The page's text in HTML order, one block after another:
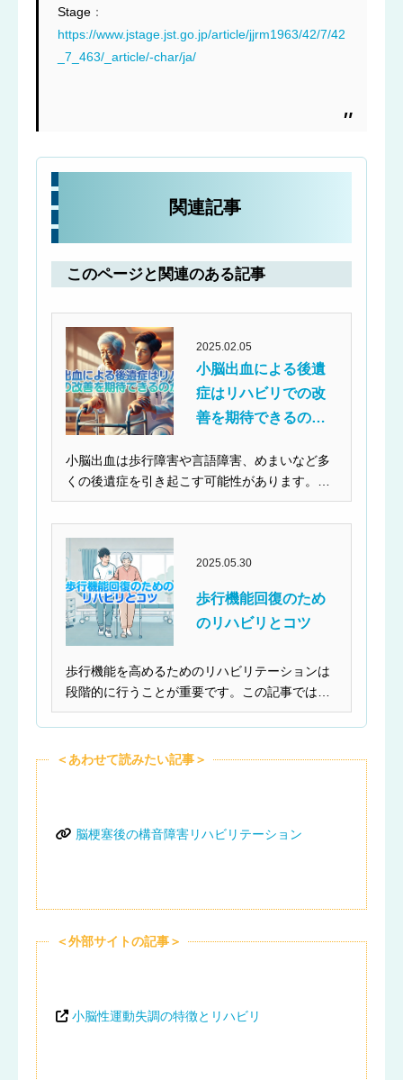
Stage ：
https://www.jstage.jst.go.jp/article/jjrm1963/42/7/42
_7_463/_article/-char/ja/
関連記事
このページと関連のある記事
2025.02.05
小脳出血による後遺
症はリハビリでの改
善を期待できるの
小脳出血は歩行障害や言語障害、めまいなど多
くの後遺症を引き起こす可能性があります。し
かし、理学療法士...
2025.05.30
歩行機能回復のため
のリハビリとコツ
歩行機能を高めるためのリハビリテーションは
段階的に行うことが重要です。この記事では歩
行機能を回復させ...
＜あわせて読みたい記事＞
脳梗塞後の構音障害リハビリテーション
＜外部サイトの記事＞
小脳性運動失調の特徴とリハビリ